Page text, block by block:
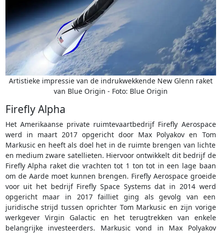
Artistieke impressie van de indrukwekkende New Glenn raket
van Blue Origin - Foto: Blue Origin
Firefly Alpha
Het Amerikaanse private ruimtevaartbedrijf Firefly Aerospace
werd in maart 2017 opgericht door Max Polyakov en Tom
Markusic en heeft als doel het in de ruimte brengen van lichte
en medium zware satellieten. Hiervoor ontwikkelt dit bedrijf de
Firefly Alpha raket die vrachten tot 1 ton tot in een lage baan
om de Aarde moet kunnen brengen. Firefly Aerospace groeide
voor uit het bedrijf Firefly Space Systems dat in 2014 werd
opgericht maar in 2017 failliet ging als gevolg van een
juridische strijd tussen oprichter Tom Markusic en zijn vorige
werkgever Virgin Galactic en het terugtrekken van enkele
belangrijke investeerders. Markusic vond in Max Polyakov